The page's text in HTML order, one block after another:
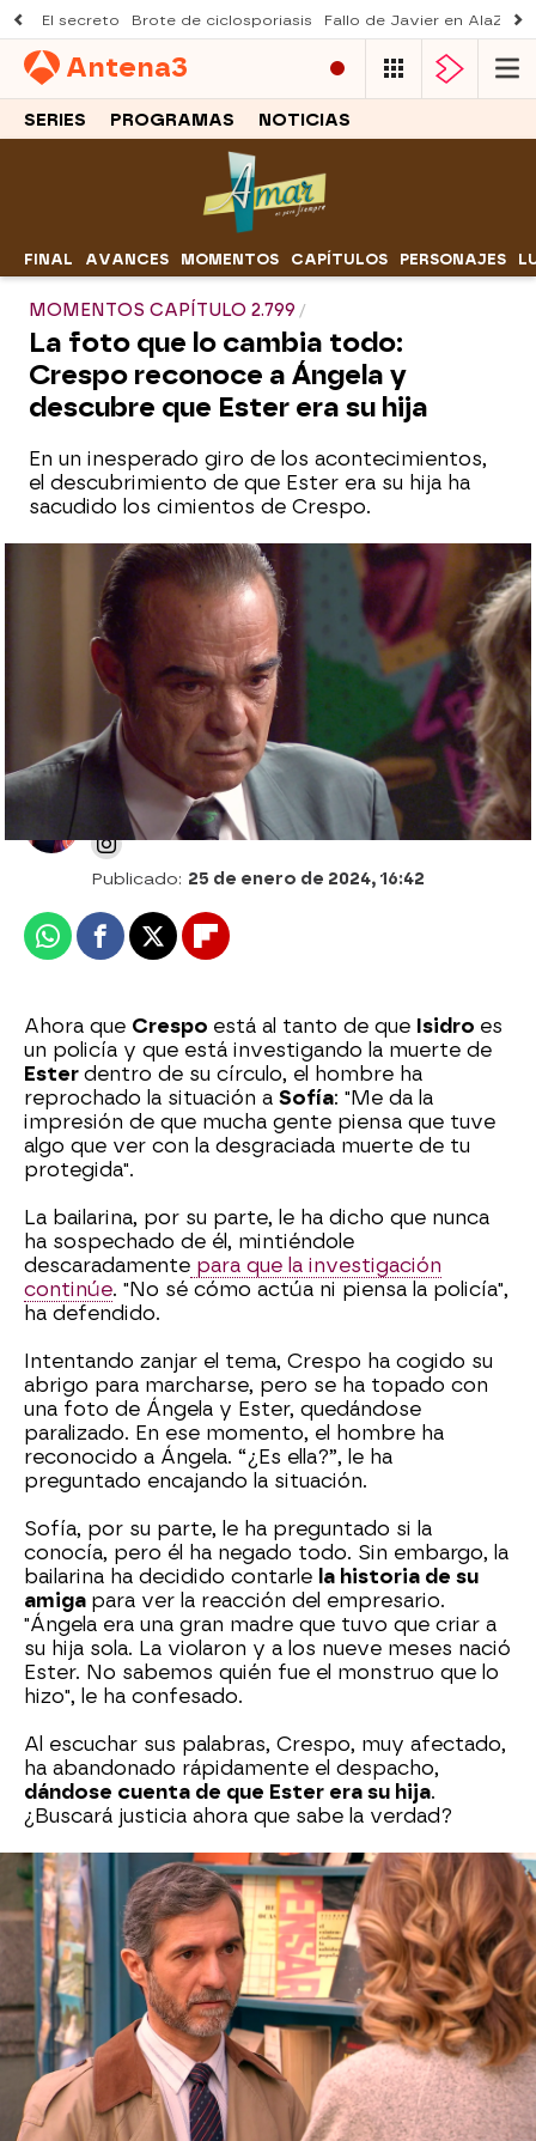
El secreto Brote de ciclosporiasis Fallo de Javier en AlaZ
Antena3
SERIES PROGRAMAS NOTICIAS
FINAL AVANCES MOMENTOS CAPÍTULOS PERSONAJES
MOMENTOS CAPÍTULO 2.799
La foto que lo cambia todo:
Crespo reconoce a Ángela y
descubre que Ester era su hija
En un inesperado giro de los acontecimientos,
el descubrimiento de que Ester era su hija ha
sacudido los cimientos de Crespo.
El sueño de vivir juntos comienza a
tambalearse para Pelayo: "Marisa me ha
mentido"
Desirée Castillo
Publicado: 25 de enero de 2024, 16:42
WhatsappFacebook
X Flipboard
Ahora que Crespo está al tanto de que Isidro es
un policía y que está investigando la muerte de
Ester dentro de su círculo, el hombre ha
reprochado la situación a Sofía: "Me da la
impresión de que mucha gente piensa que tuve
algo que ver con la desgraciada muerte de tu
protegida".
La bailarina, por su parte, le ha dicho que nunca
ha sospechado de él, mintiéndole
descaradamente para que la investigación
continúe. "No sé cómo actúa ni piensa la policía",
ha defendido.
Intentando zanjar el tema, Crespo ha cogido su
abrigo para marcharse, pero se ha topado con
una foto de Ángela y Ester, quedándose
paralizado. En ese momento, el hombre ha
reconocido a Ángela. “¿Es ella?”, le ha
preguntado encajando la situación.
Sofía, por su parte, le ha preguntado si la
conocía, pero él ha negado todo. Sin embargo, la
bailarina ha decidido contarle la historia de su
amiga para ver la reacción del empresario.
"Ángela era una gran madre que tuvo que criar a
su hija sola. La violaron y a los nueve meses nació
Ester. No sabemos quién fue el monstruo que lo
hizo", le ha confesado.
Al escuchar sus palabras, Crespo, muy afectado,
ha abandonado rápidamente el despacho,
dándose cuenta de que Ester era su hija.
¿Buscará justicia ahora que sabe la verdad?
Antena 3 » Series » Amar es para siempre » Momentos